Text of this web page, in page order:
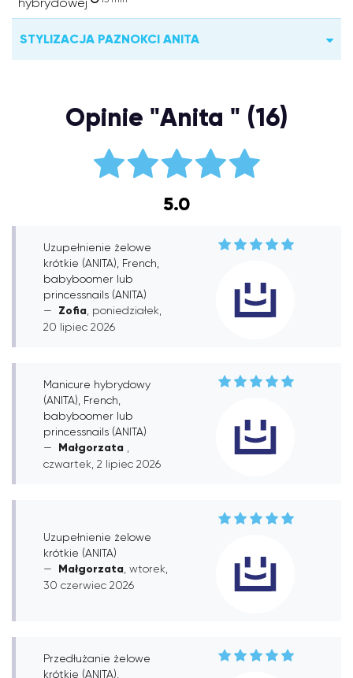
STYLIZACJA PAZNOKCI ANITA
Opinie "Anita " (16)
5.0
Uzupełnienie żelowe
krótkie (ANITA), French,
babyboomer lub
princessnails (ANITA)
Zofia , poniedziałek,
20 lipiec 2026
Manicure hybrydowy
(ANITA), French,
babyboomer lub
princessnails (ANITA)
Małgorzata
czwartek, 2 lipiec 2026
Uzupełnienie żelowe
krótkie (ANITA)
Małgorzata , wtorek,
30 czerwiec 2026
Przedłużanie żelowe
krótkie (ANITA),